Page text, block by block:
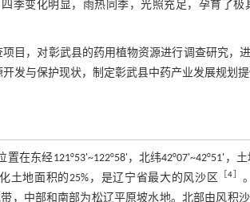
季变化明显，雨热同季，光照充足，孕育了
目，对彰武县的药用植物资源进行调查研究，
发与保护现状，制定彰武县中药产业发展规划提
东经121°53'~122°58'，北纬42°07'~42°51'，土
土地面积的25%，是辽宁省最大的风沙区 ［4
，中部和南部为松辽平原坡水地。北部由风积